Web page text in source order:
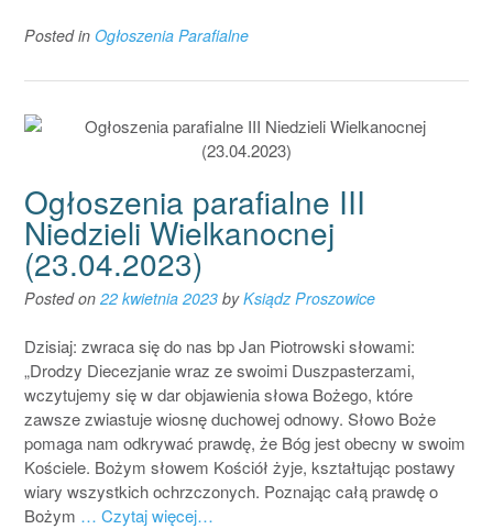
Posted in Ogłoszenia Parafialne
Ogłoszenia parafialne III
Niedzieli Wielkanocnej
(23.04.2023)
Posted on 22 kwietnia 2023 byKsiądz Proszowice
Dzisiaj: zwraca się do nas bp Jan Piotrowski słowami:
„Drodzy Diecezjanie wraz ze swoimi Duszpasterzami,
wczytujemy się w dar objawienia słowa Bożego, które
zawsze zwiastuje wiosnę duchowej odnowy. Słowo Boże
pomaga nam odkrywać prawdę, że Bóg jest obecny w swoim
Kościele. Bożym słowem Kościół żyje, kształtując postawy
wiary wszystkich ochrzczonych. Poznając całą prawdę o
Bożym … Czytaj więcej…